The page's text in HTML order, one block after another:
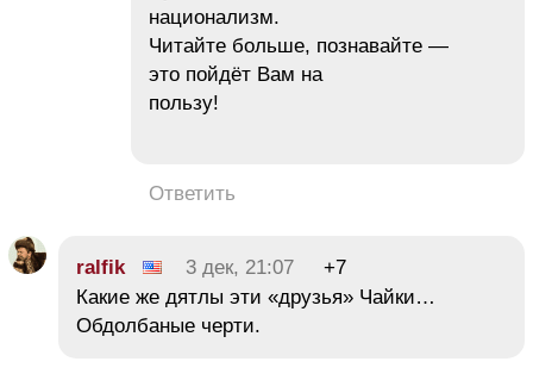
национализм.
Читайте больше, познавайте —
это пойдёт Вам на
пользу!
Ответить
ralfik 3 дек, 21:07
+7
Какие же дятлы эти «друзья» Чайки…
Обдолбаные черти.